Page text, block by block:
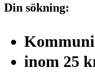
Din sökning:
inom 25